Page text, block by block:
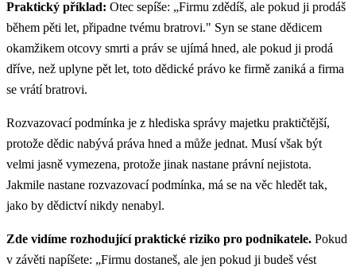
Praktický příklad: Otec sepíše: „Firmu zdědíš, ale pokud ji prodáš
během pěti let, připadne tvému bratrovi." Syn se stane dědicem
okamžikem otcovy smrti a práv se ujímá hned, ale pokud ji prodá
dříve, než uplyne pět let, toto dědické právo ke firmě zaniká a firma
se vrátí bratrovi.
Rozvazovací podmínka je z hlediska správy majetku praktičtější,
protože dědic nabývá práva hned a může jednat. Musí však být
velmi jasně vymezena, protože jinak nastane právní nejistota.
Jakmile nastane rozvazovací podmínka, má se na věc hledět tak,
jako by dědictví nikdy nenabyl.
Zde vidíme rozhodující praktické riziko pro podnikatele. Pokud
v závěti napíšete: „Firmu dostaneš, ale jen pokud ji budeš vést